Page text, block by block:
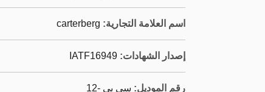
اسم العلامة التجارية: carterberg
إصدار الشهادات: IATF16949
رقم الموديل: سي بي -12